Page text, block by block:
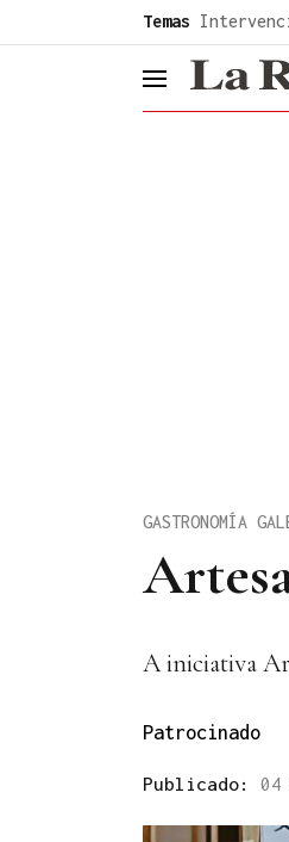
Temas
GASTRONOMÍA
A iniciativa
Patrocinado
Publicado: